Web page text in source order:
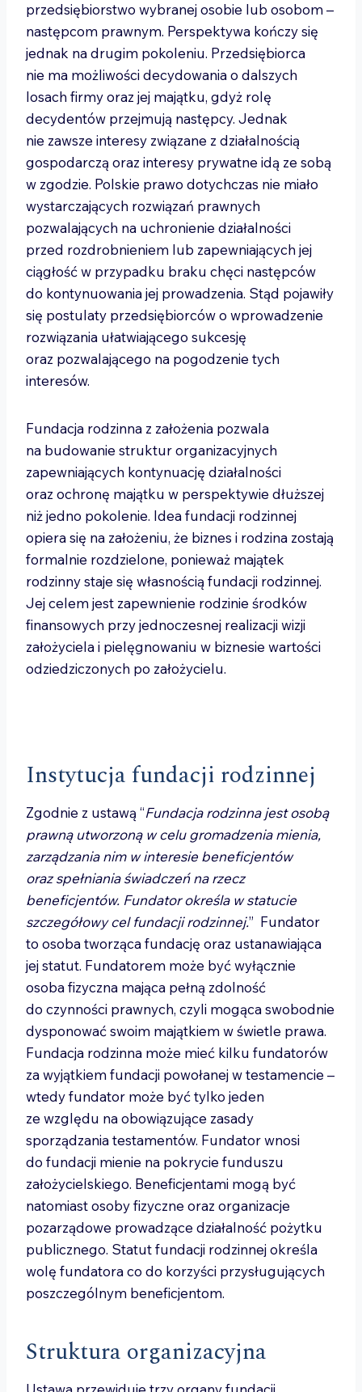
przedsiębiorstwo wybranej osobie lub osobom –
następcom prawnym. Perspektywa kończy się
jednak na drugim pokoleniu. Przedsiębiorca
nie ma możliwości decydowania o dalszych
losach firmy oraz jej majątku, gdyż rolę
decydentów przejmują następcy. Jednak
nie zawsze interesy związane z działalnością
gospodarczą oraz interesy prywatne idą ze sobą
w zgodzie. Polskie prawo dotychczas nie miało
wystarczających rozwiązań prawnych
pozwalających na uchronienie działalności
przed rozdrobnieniem lub zapewniających jej
ciągłość w przypadku braku chęci następców
do kontynuowania jej prowadzenia. Stąd pojawiły
się postulaty przedsiębiorców o wprowadzenie
rozwiązania ułatwiającego sukcesję
oraz pozwalającego na pogodzenie tych
interesów.
Fundacja rodzinna z założenia pozwala
na budowanie struktur organizacyjnych
zapewniających kontynuację działalności
oraz ochronę majątku w perspektywie dłuższej
niż jedno pokolenie. Idea fundacji rodzinnej
opiera się na założeniu, że biznes i rodzina zostają
formalnie rozdzielone, ponieważ majątek
rodzinny staje się własnością fundacji rodzinnej.
Jej celem jest zapewnienie rodzinie środków
finansowych przy jednoczesnej realizacji wizji
założyciela i pielęgnowaniu w biznesie wartości
odziedziczonych po założycielu.
Instytucja fundacji rodzinnej
Zgodnie z ustawą “Fundacja rodzinna jest osobą
prawną utworzoną w celu gromadzenia mienia,
zarządzania nim w interesie beneficjentów
oraz spełniania świadczeń na rzecz
beneficjentów. Fundator określa w statucie
szczegółowy cel fundacji rodzinnej.” Fundator
to osoba tworząca fundację oraz ustanawiająca
jej statut. Fundatorem może być wyłącznie
osoba fizyczna mająca pełną zdolność
do czynności prawnych, czyli mogąca swobodnie
dysponować swoim majątkiem w świetle prawa.
Fundacja rodzinna może mieć kilku fundatorów
za wyjątkiem fundacji powołanej w testamencie –
wtedy fundator może być tylko jeden
ze względu na obowiązujące zasady
sporządzania testamentów. Fundator wnosi
do fundacji mienie na pokrycie funduszu
założycielskiego. Beneficjentami mogą być
natomiast osoby fizyczne oraz organizacje
pozarządowe prowadzące działalność pożytku
publicznego. Statut fundacji rodzinnej określa
wolę fundatora co do korzyści przysługujących
poszczególnym beneficjentom.
Struktura organizacyjna